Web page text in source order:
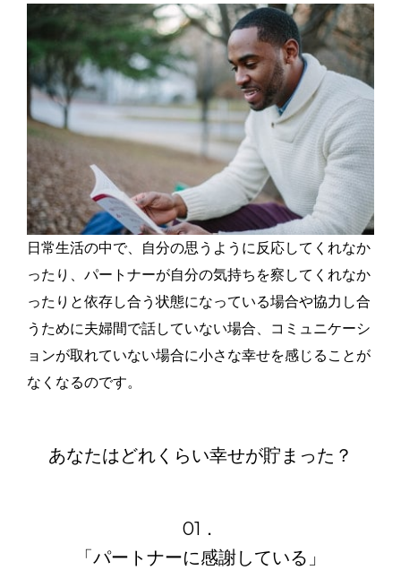
日常生活の中で、自分の思うように反応してくれなか
ったり、パートナーが自分の気持ちを察してくれなか
ったりと依存し合う状態になっている場合や協力し合
うために夫婦間で話していない場合、コミュニケーシ
ョンが取れていない場合に小さな幸せを感じることが
なくなるのです。
あなたはどれくらい幸せが貯まった？
01．
「パートナーに感謝している」